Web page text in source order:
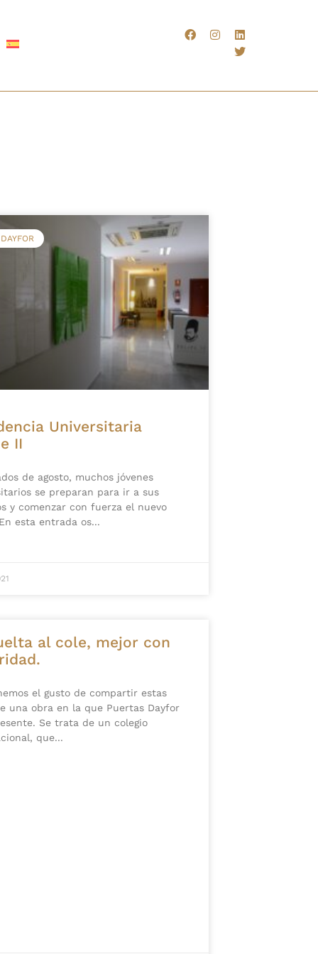
Universitaria
II
de agosto, muchos jóvenes
se preparan para ir a sus
y comenzar con fuerza el nuevo
esta entrada os
al cole, mejor con
el gusto de compartir estas
una obra en la que Puertas Dayfor
Se trata de un colegio
que